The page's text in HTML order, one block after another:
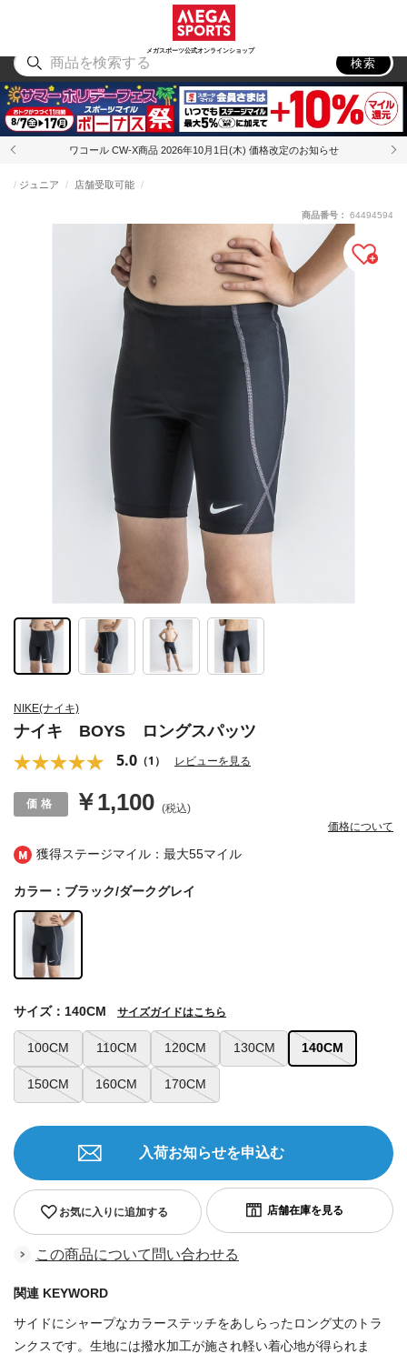
メガスポーツ公式オンラインショップ
アウトドア
検索
ワコール CW-X商品 2026年10月1日(木) 価格改定のお知らせ
獲得ステージマイル：最大55マイル
NIKE(ナイキ)
ナイキ BOYS ロングスパッツ
5.0 （1） レビューを見る
ジュニア 店舗受取可能
￥1,100 (税込)
価格について
商品番号： 64494594
カラー：ブラック/ダークグレイ
100CM 110CM 120CM 130CM 140CM
150CM 160CM 170CM
サイズ：140CM サイズガイドはこちら
お気に入りに追加する
入荷お知らせを申込む
この商品について問い合わせる
関連 KEYWORD
サイドにシャープなカラーステッチをあしらったロング丈のトラ
ンクスです。生地には撥水加工が施され軽い着心地が得られま